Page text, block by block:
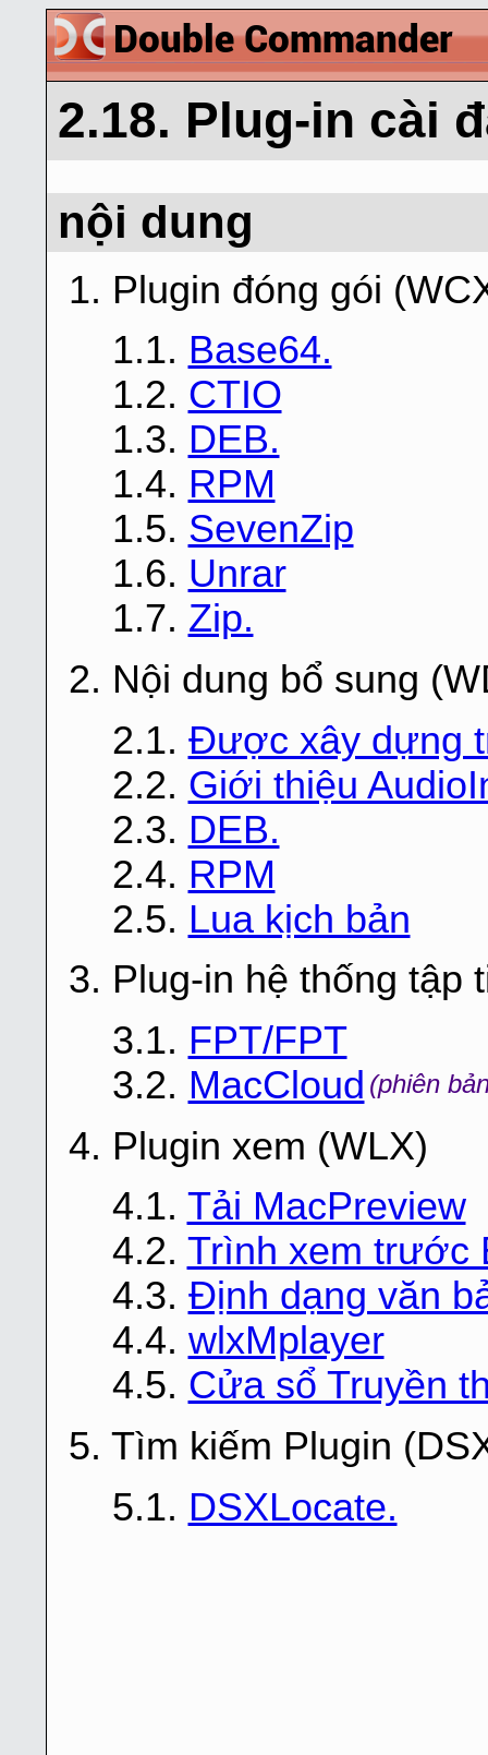
2.18. Plug-in cài
nội dung
1. Plugin đóng gói
1.1. Base64.
1.2. CTIO
1.3. DEB.
1.4. RPM
1.5. SevenZip
1.6. Unrar
1.7. Zip.
2. Nội dung bổ sung
2.1. Được xây dựng
2.2. Giới thiệu
2.3. DEB.
2.4. RPM
2.5. Lua kịch bản
3. Plug-in hệ thống tập
3.1. FPT/FPT
3.2. MacCloud (phiên
4. Plugin xem (WLX)
4.1. Tải MacPreview
4.2. Trình xem trước
4.3. Định dạng văn
4.4. wlxMplayer
4.5. Cửa sổ Truyền
5. Tìm kiếm Plugin
5.1. DSXLocate.